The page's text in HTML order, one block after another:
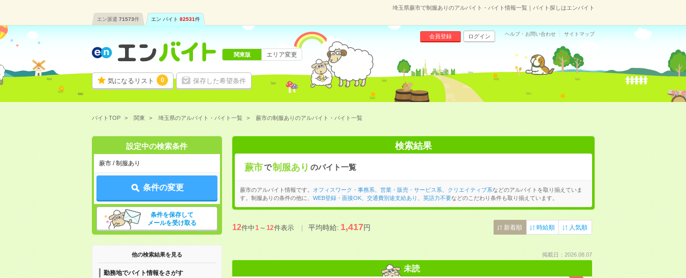
埼玉県蕨市で制服ありのアルバイト・バイト情報一覧｜バイト探しはエンバイト
エン派遣 71573件 エン バイト 82531件
気になるリスト 0 保存した希望条件
会員登録 ログイン ヘルプ・お問い合わせ サイトマップ
関東版 エリア変更
バイトTOP 関東 埼玉県のアルバイト・バイト一覧 蕨市の制服ありのアルバイト・バイト一覧
設定中の検索条件
蕨市 / 制服あり
条件の変更
条件を保存して
メールを受け取る
他の検索結果を見る
勤務地でバイト情報をさがす
検索結果
蕨市で制服あり のバイト一覧
蕨市のアルバイト情報です。 オフィスワーク・事務系 営業・販売・サービス系 クリエイティブ系などのアルバイトを取り揃えていま
す。制服ありの条件の他に、 WEB登録・面接OK、 交通費別途支給あり 英語力不要などのこだわり条件も取り揃えています。
12件中1～12件表示 平均時給:1,417円 新着順 時給順 人気順
掲載日：2026.08.07
未読